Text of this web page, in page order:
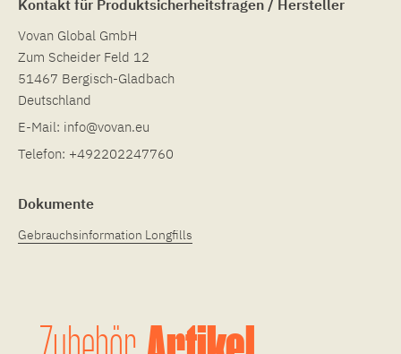
Kontakt für Produktsicherheitsfragen / Hersteller
Vovan Global GmbH
Zum Scheider Feld 12
51467 Bergisch-Gladbach
Deutschland
E-Mail: info@vovan.eu
Telefon: +492202247760
Dokumente
Gebrauchsinformation Longfills